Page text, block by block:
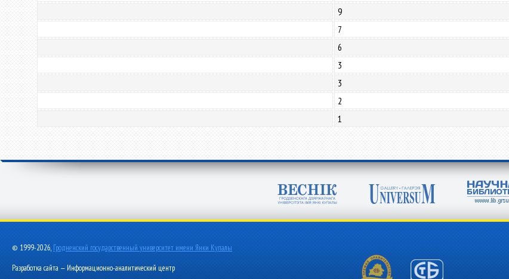
9
7
6
3
3
2
1
© 1999-2026, Гродненский государственный университет имени Янки Купалы
Разработка сайта — Информационно-аналитический центр